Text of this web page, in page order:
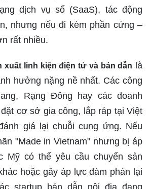
dịch vụ số (SaaS), tác động
nhưng nếu đi kèm phần cứng –
rất nhiều.
xuất linh kiện điện tử và bán dẫn là
hưởng nặng nề nhất. Các công
Rạng Đông hay các doanh
cơ sở gia công, lắp ráp tại Việt
giá lại chuỗi cung ứng. Nếu
"Made in Vietnam" nhưng bị áp
Mỹ có thể yêu cầu chuyển sản
hoặc gây áp lực đàm phán lại
startup bán dẫn nội địa đang